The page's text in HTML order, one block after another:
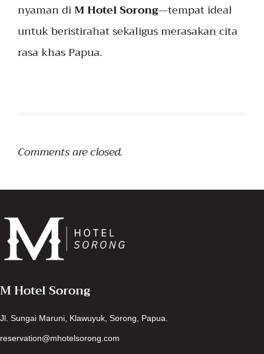
nyaman diM Hotel Sorong—tempat ideal
untuk beristirahat sekaligus merasakan cita
rasa khas Papua.
Comments are closed.
M Hotel Sorong
Jl. Sungai Maruni, Klawuyuk, Sorong, Papua.
reservation@mhotelsorong.com